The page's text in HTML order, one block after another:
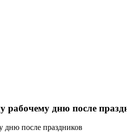
рабочему дню после